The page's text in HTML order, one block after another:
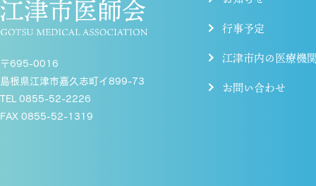
〒695-0016
島根県江津市嘉久志町イ899-73
TEL 0855-52-2226
FAX 0855-52-1319
行事予定
江津市内の医療機
お問い合わせ